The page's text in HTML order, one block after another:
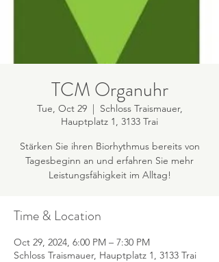
TCM Organuhr
Tue, Oct 29
  |
Schloss Traismauer,
Hauptplatz 1, 3133 Trai
Stärken Sie ihren Biorhythmus bereits von
Tagesbeginn an und erfahren Sie mehr
Leistungsfähigkeit im Alltag!
Time & Location
Oct 29, 2024, 6:00 PM – 7:30 PM
Schloss Traismauer, Hauptplatz 1, 3133 Trai